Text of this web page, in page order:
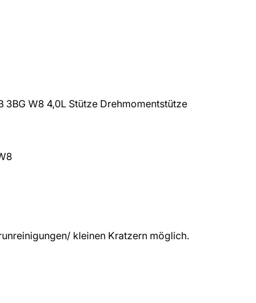
3BG W8 4,0L Stütze Drehmomentstütze
kleinen Kratzern möglich.